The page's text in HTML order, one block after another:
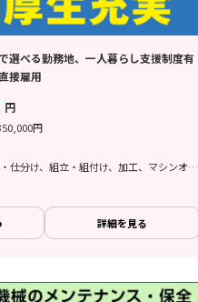
選べる勤務地、一人暮らし支援制度有
接雇用
円
円
軽作業、検査、梱包・仕分け、組立・組付け、加工、マシンオペレーター、クリーンルーム、清掃・洗浄、品質管理、メンテナンス・保全、フォークリフト、座り作業、玉掛け・クレーン、ライン作業、ハンダ付け、鋳造・鍛造、立ち作業、溶接、塗装、バリ取り
詳細を見る